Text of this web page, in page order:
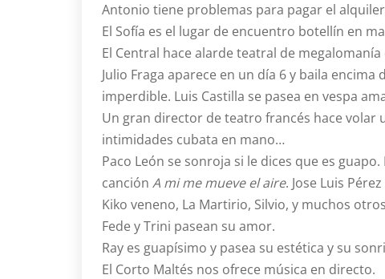
Antonio tiene problemas para pagar el
El Sofía es el lugar de encuentro botellín en
El Central hace alarde teatral de
Julio Fraga aparece en un día 6 y baila
imperdible. Luis Castilla se pasea en vespa
Un gran director de teatro francés hace volar
intimidades cubata en mano…
Paco León se sonroja si le dices que es
canción A mi me mueve el aire. Jose Luis
Kiko veneno, La Martirio, Silvio, y muchos
Fede y Trini pasean su amor.
Ray es guapísimo y pasea su estética y su
El Corto Maltés nos ofrece música en directo.